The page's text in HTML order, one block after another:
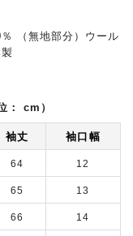
（無地部分）ウール
： cm）
袖丈 袖口幅
64 12
65 13
66 14